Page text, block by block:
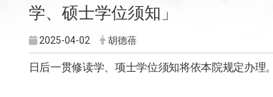
学、硕士学位须知」
2025-04-02 胡德蓓
日后一贯修读学、项士学位须知将依本院规定办理。